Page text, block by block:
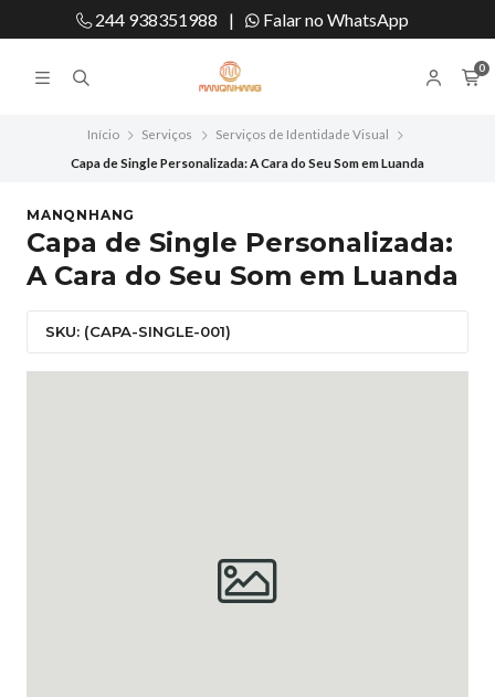
244 938351988 | Falar no WhatsApp
0
Início Serviços
Serviços de Identidade Visual
Capa de Single Personalizada: A Cara do Seu Som em Luanda
MANQNHANG
Capa de Single Personalizada:
A Cara do Seu Som em Luanda
SKU: (CAPA-SINGLE-001)